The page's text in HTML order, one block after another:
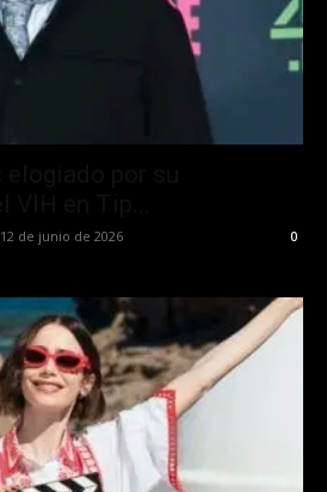
12 de junio de 2026 0